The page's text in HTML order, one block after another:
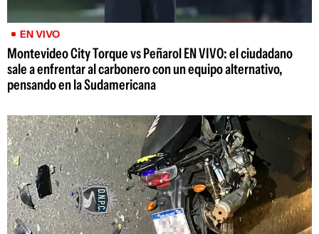
EN VIVO
Montevideo City Torque vs Peñarol EN VIVO: el ciudadano
sale a enfrentar al carbonero con un equipo alternativo,
pensando en la Sudamericana